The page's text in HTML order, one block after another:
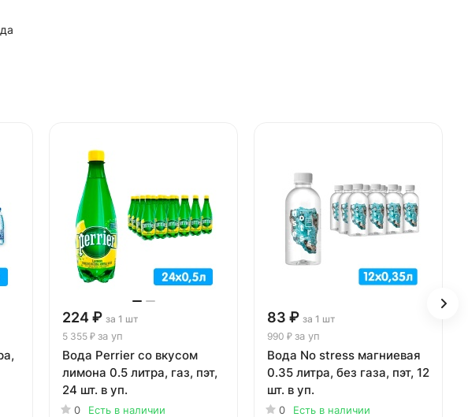
224 ₽ за 1 шт
5 355 ₽ за уп
Вода Perrier со вкусом
лимона 0.5 литра, газ, пэт,
24 шт. в уп.
0
Есть в наличии
83 ₽ за 1 шт
990 ₽ за уп
Вода No stress магниевая
0.35 литра, без газа, пэт, 12
шт. в уп.
0
Есть в наличии